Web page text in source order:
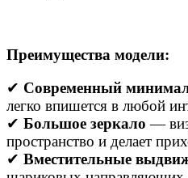
Преимущества модели:
✔ Современный
легко впишется в любой
✔ Большое зеркало —
пространство и делает
✔ Вместительные